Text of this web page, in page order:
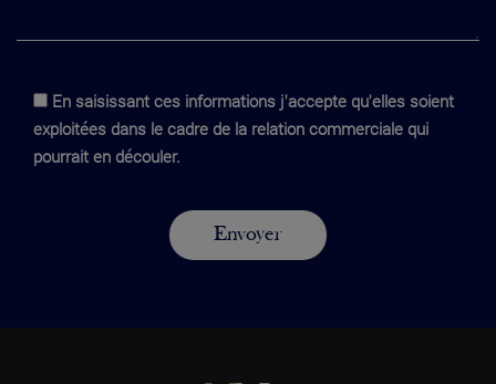
En saisissant ces informations j'accepte qu'elles soient
exploitées dans le cadre de la relation commerciale qui
pourrait en découler.